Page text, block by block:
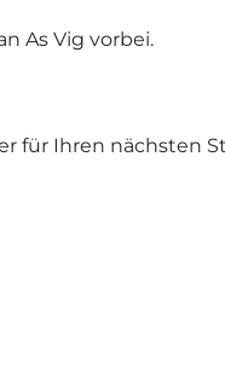
As Vig vorbei.
für Ihren nächsten